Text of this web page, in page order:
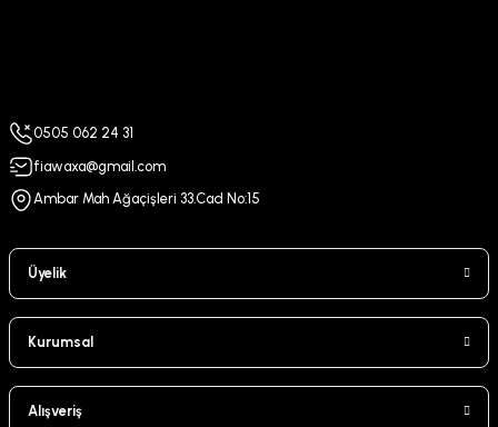
0505 062 24 31
fiawaxa@gmail.com
Ambar Mah Ağaçişleri 33.Cad No:15
Üyelik
Kurumsal
Alışveriş